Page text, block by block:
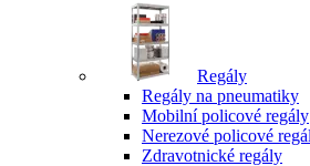
Regály
Regály na pneumatiky
Mobilní policové regály
Nerezové policové
Zdravotnické regály